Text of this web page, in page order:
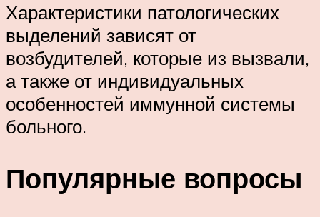
Характеристики патологических
выделений зависят от
возбудителей, которые из вызвали,
а также от индивидуальных
особенностей иммунной системы
больного.
Популярные вопросы